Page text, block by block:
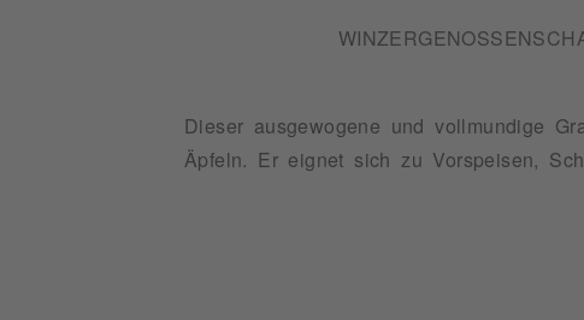
Dieser ausgewogene und vollmundige
Äpfeln. Er eignet sich zu Vorspeisen,